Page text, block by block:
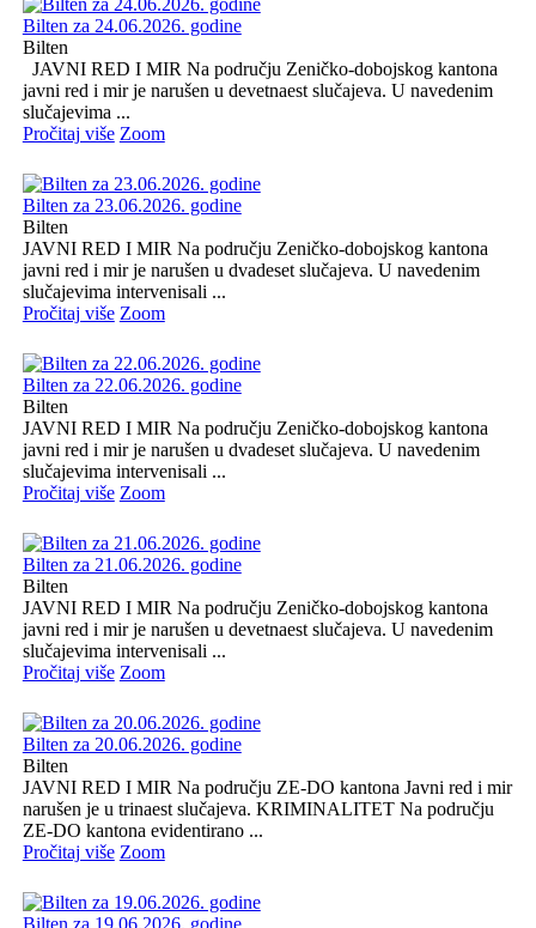
Bilten za 24.06.2026. godine
Bilten
JAVNI RED I MIR Na području Zeničko-dobojskog kantona
javni red i mir je narušen u devetnaest slučajeva. U navedenim
slučajevima ...
Pročitaj više Zoom
Bilten za 23.06.2026. godine
Bilten
JAVNI RED I MIR Na području Zeničko-dobojskog kantona
javni red i mir je narušen u dvadeset slučajeva. U navedenim
slučajevima intervenisali ...
Pročitaj više Zoom
Bilten za 22.06.2026. godine
Bilten
JAVNI RED I MIR Na području Zeničko-dobojskog kantona
javni red i mir je narušen u dvadeset slučajeva. U navedenim
slučajevima intervenisali ...
Pročitaj više Zoom
Bilten za 21.06.2026. godine
Bilten
JAVNI RED I MIR Na području Zeničko-dobojskog kantona
javni red i mir je narušen u devetnaest slučajeva. U navedenim
slučajevima intervenisali ...
Pročitaj više Zoom
Bilten za 20.06.2026. godine
Bilten
JAVNI RED I MIR Na području ZE-DO kantona Javni red i mir
narušen je u trinaest slučajeva. KRIMINALITET Na području
ZE-DO kantona evidentirano ...
Pročitaj više Zoom
Bilten za 19.06.2026. godine